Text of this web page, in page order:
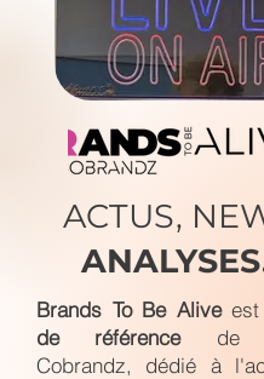
ACTUS,
Brands To Be Aliveest
de référencede
Cobrandz, dédié à